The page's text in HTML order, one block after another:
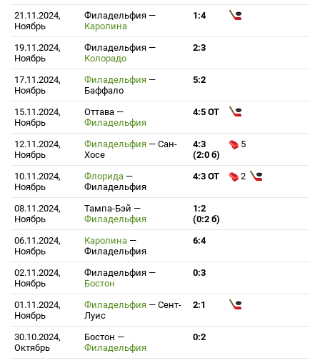
21.11.2024,
Ноябрь
Филадельфия —
Каролина
1:4
19.11.2024,
Ноябрь
Филадельфия —
Колорадо
2:3
17.11.2024,
Ноябрь
Филадельфия —
Баффало
5:2
15.11.2024,
Ноябрь
Оттава —
Филадельфия
4:5 ОТ
12.11.2024,
Ноябрь
Филадельфия — Сан-
Хосе
4:3
(2:0 б)
5
10.11.2024,
Ноябрь
Флорида —
Филадельфия
4:3 ОТ 2
08.11.2024,
Ноябрь
Тампа-Бэй —
Филадельфия
1:2
(0:2 б)
06.11.2024,
Ноябрь
Каролина —
Филадельфия
6:4
02.11.2024,
Ноябрь
Филадельфия —
Бостон
0:3
01.11.2024,
Ноябрь
Филадельфия — Сент-
Луис
2:1
30.10.2024,
Октябрь
Бостон —
Филадельфия
0:2